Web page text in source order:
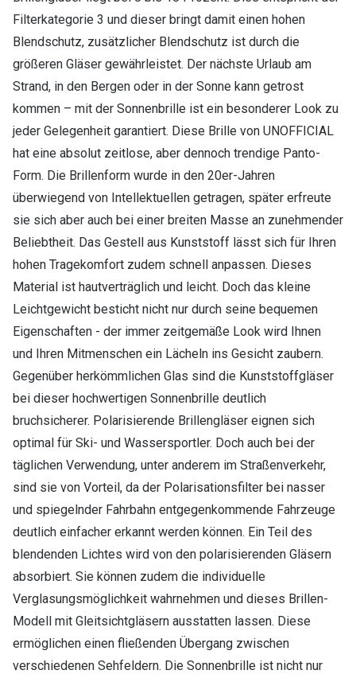
Filterkategorie 3 und dieser bringt damit einen hohen
Blendschutz, zusätzlicher Blendschutz ist durch die
größeren Gläser gewährleistet. Der nächste Urlaub am
Strand, in den Bergen oder in der Sonne kann getrost
kommen – mit der Sonnenbrille ist ein besonderer Look zu
jeder Gelegenheit garantiert. Diese Brille von UNOFFICIAL
hat eine absolut zeitlose, aber dennoch trendige Panto-
Form. Die Brillenform wurde in den 20er-Jahren
überwiegend von Intellektuellen getragen, später erfreute
sie sich aber auch bei einer breiten Masse an zunehmender
Beliebtheit. Das Gestell aus Kunststoff lässt sich für Ihren
hohen Tragekomfort zudem schnell anpassen. Dieses
Material ist hautverträglich und leicht. Doch das kleine
Leichtgewicht besticht nicht nur durch seine bequemen
Eigenschaften - der immer zeitgemäße Look wird Ihnen
und Ihren Mitmenschen ein Lächeln ins Gesicht zaubern.
Gegenüber herkömmlichen Glas sind die Kunststoffgläser
bei dieser hochwertigen Sonnenbrille deutlich
bruchsicherer. Polarisierende Brillengläser eignen sich
optimal für Ski- und Wassersportler. Doch auch bei der
täglichen Verwendung, unter anderem im Straßenverkehr,
sind sie von Vorteil, da der Polarisationsfilter bei nasser
und spiegelnder Fahrbahn entgegenkommende Fahrzeuge
deutlich einfacher erkannt werden können. Ein Teil des
blendenden Lichtes wird von den polarisierenden Gläsern
absorbiert. Sie können zudem die individuelle
Verglasungsmöglichkeit wahrnehmen und dieses Brillen-
Modell mit Gleitsichtgläsern ausstatten lassen. Diese
ermöglichen einen fließenden Übergang zwischen
verschiedenen Sehfeldern. Die Sonnenbrille ist nicht nur